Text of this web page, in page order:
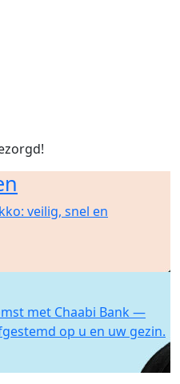
veilig, snel en
met Chaabi Bank —
op u en uw gezin.